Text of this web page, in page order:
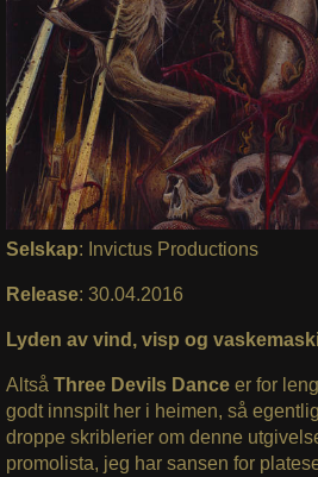
Selskap: Invictus Productions
Release: 30.04.2016
Lyden av vind, visp og
Altså Three Devils Danceer for
godt innspilt her i heimen, så
droppe skriblerier om denne
promolista, jeg har sansen for